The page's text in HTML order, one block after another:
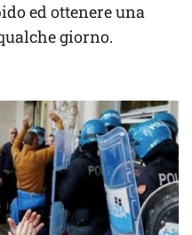
ed ottenere una
giorno.